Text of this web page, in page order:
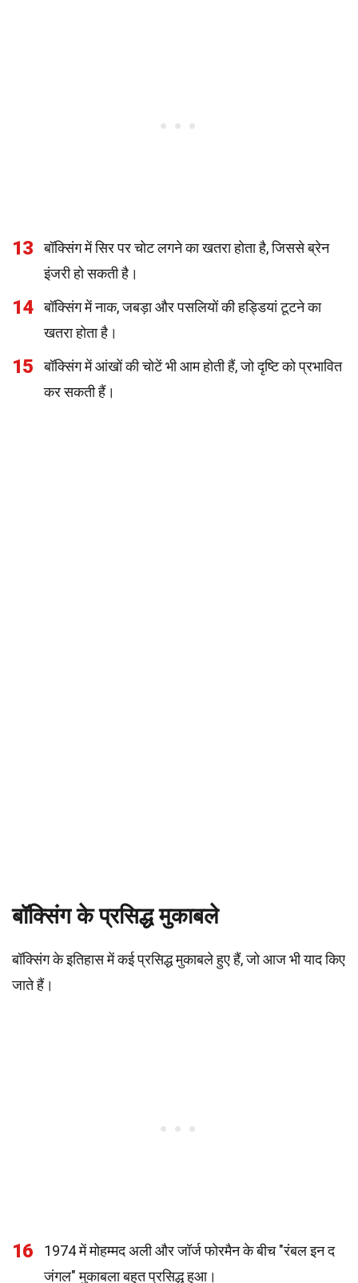
13
बॉक्सिंग में सिर पर चोट लगने का खतरा होता है, जिससे ब्रेन
इंजरी हो सकती है।
14
बॉक्सिंग में नाक, जबड़ा और पसलियों की हड्डियां टूटने का
खतरा होता है।
15
बॉक्सिंग में आंखों की चोटें भी आम होती हैं, जो दृष्टि को प्रभावित
कर सकती हैं।
बॉक्सिंग के प्रसिद्ध मुकाबले
बॉक्सिंग के इतिहास में कई प्रसिद्ध मुकाबले हुए हैं, जो आज भी याद किए
जाते हैं।
16
1974 में मोहम्मद अली और जॉर्ज फोरमैन के बीच "रंबल इन द
जंगल" मुकाबला बहुत प्रसिद्ध हुआ।